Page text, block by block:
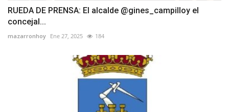
RUEDA DE PRENSA: El alcalde @gines_campilloy el
concejal...
mazarronhoy Ene 27, 2025 184